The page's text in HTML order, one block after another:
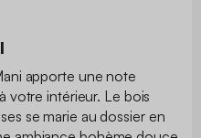
apporte une note
votre intérieur. Le bois
se marie au dossier en